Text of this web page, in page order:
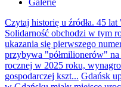
Galerie
Czytaj historię u źródła. 45
Solidarność obchodzi w tym
ukazania się pierwszego
przybywa "półmilionerów" na
rocznej w 2025 roku,
gospodarczej kszt... Gdańsk